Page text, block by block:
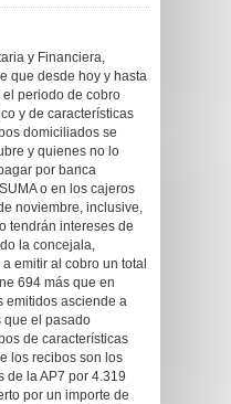
y Financiera,
que desde hoy y hasta
periodo de cobro
y de características
domiciliados se
y quienes no lo
por banca
o en los cajeros
noviembre, inclusive,
tendrán intereses de
la concejala,
emitir al cobro un total
694 más que en
emitidos asciende a
que el pasado
de características
los recibos son los
de la AP7 por 4.319
por un importe de